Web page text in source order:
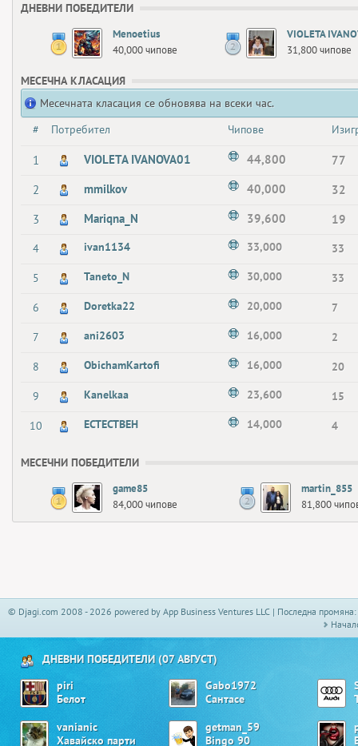
ДНЕВНИ ПОБЕДИТЕЛИ
Menoetius
40,000 чипове
VIOLETA
31,800 чипове
МЕСЕЧНА КЛАСАЦИЯ
Месечната класация се обновява на всеки час.
#
Потребител Чипове
1 VIOLETA IVANOVA01 44,800
77
2
mmilkov 40,000
32
3
Mariqna_N 39,600 19
4 ivan1134 33,000 33
5 Taneto_N 30,000 33
6 Doretka22 20,000 7
7 ani2603 16,000 2
8 ObichamKartofi 16,000 20
9 Kanelkaa 23,600 15
10 ECTECTBEH 14,000 4
МЕСЕЧНИ ПОБЕДИТЕЛИ
game85
84,000 чипове
martin_855
81,800
© Djagi.com 2008 - 2026 powered by App Business Ventures LLC | Последна
ДНЕВНИ ПОБЕДИТЕЛИ (07 АВГУСТ)
piri
Белот
Gabo1972
Сантасе
vanianic
Хавайско парти
getman_59
Bingo 90